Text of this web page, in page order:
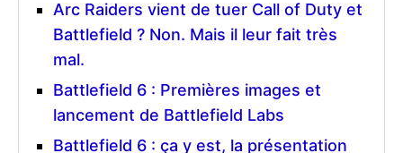
Arc Raiders vient de tuer Call of Duty et
Battlefield ? Non. Mais il leur fait très
mal.
Battlefield 6 : Premières images et
lancement de Battlefield Labs
Battlefield 6 : ça y est, la présentation